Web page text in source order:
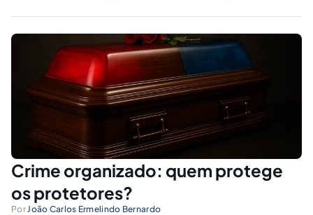
Crime organizado: quem protege
os protetores?
Por João Carlos Ermelindo Bernardo